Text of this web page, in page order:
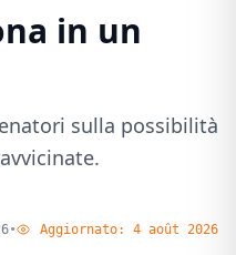
in un
sulla possibilità
• Aggiornato: 4 août 2026